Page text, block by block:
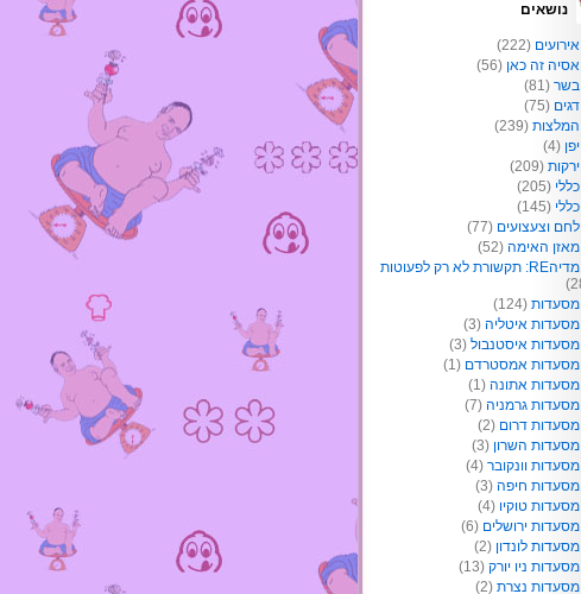
נושאים
אירועים (222)
אסיה זה כאן (56)
בשר (81)
דגים (75)
המלצות (239)
יפן (4)
ירקות (209)
כללי (205)
כללי (145)
לחם וצעצועים (77)
מאזן האימה (52)
מדיהRE: תקשורת לא רק לפעוטות
מסעדות (124)
מסעדות איטליה (3)
מסעדות איסטנבול (3)
מסעדות אמסטרדם (1)
מסעדות אתונה (1)
מסעדות גרמניה (7)
מסעדות דרום (2)
מסעדות השרון (3)
מסעדות וונקובר (4)
מסעדות חיפה (3)
מסעדות טוקיו (4)
מסעדות ירושלים (6)
מסעדות לונדון (2)
מסעדות ניו יורק (13)
מסעדות נצרת (2)